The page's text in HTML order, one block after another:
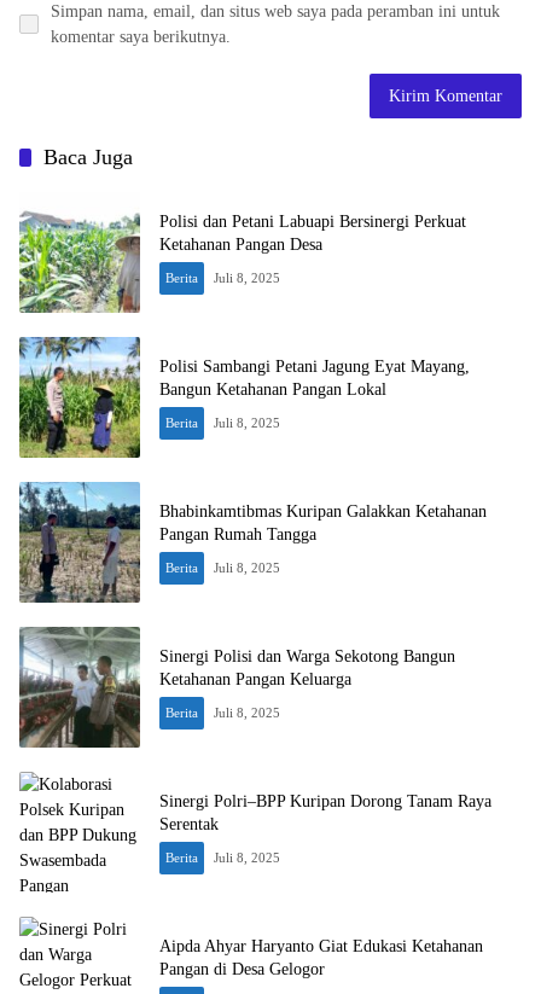
Simpan nama, email, dan situs web saya pada peramban ini untuk
komentar saya berikutnya.
Baca Juga
Polisi dan Petani Labuapi Bersinergi Perkuat
Ketahanan Pangan Desa
Berita Juli 8, 2025
Polisi Sambangi Petani Jagung Eyat Mayang,
Bangun Ketahanan Pangan Lokal
Berita Juli 8, 2025
Bhabinkamtibmas Kuripan Galakkan Ketahanan
Pangan Rumah Tangga
Berita Juli 8, 2025
Sinergi Polisi dan Warga Sekotong Bangun
Ketahanan Pangan Keluarga
Berita Juli 8, 2025
Sinergi Polri–BPP Kuripan Dorong Tanam Raya
Serentak
Berita Juli 8, 2025
Aipda Ahyar Haryanto Giat Edukasi Ketahanan
Pangan di Desa Gelogor